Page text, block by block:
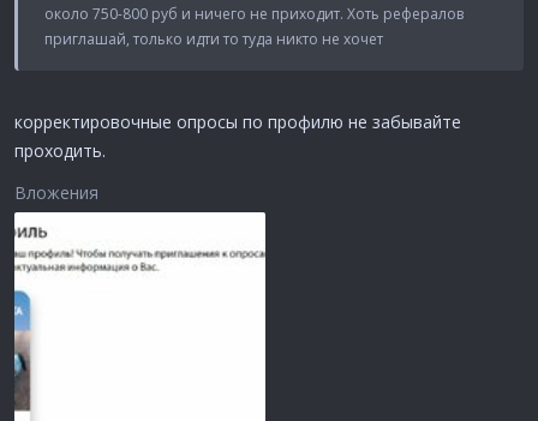
около 750-800 руб и ничего не приходит. Хоть рефералов
приглашай, только идти то туда никто не хочет
корректировочные опросы по профилю не забывайте
проходить.
Вложения